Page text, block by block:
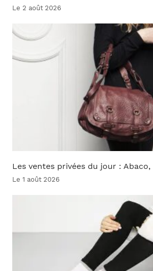
Le 2 août 2026
Les ventes privées du jour :
Le 1 août 2026